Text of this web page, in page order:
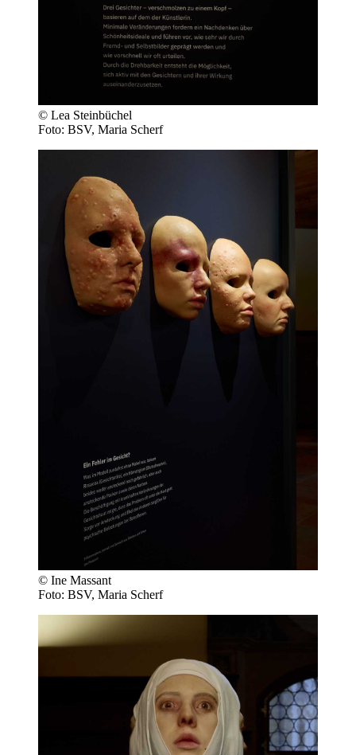
© Lea Steinbüchel
Foto: BSV, Maria Scherf
© Ine Massant
Foto: BSV, Maria Scherf